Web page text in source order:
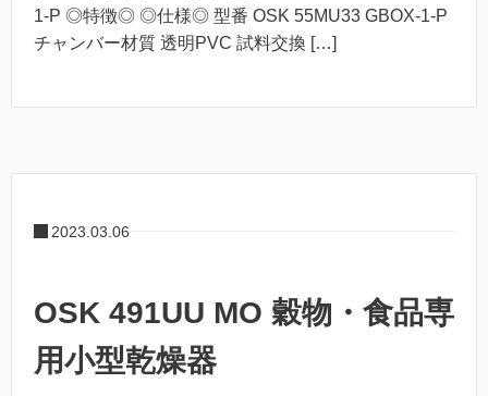
1-P ◎特徴◎ ◎仕様◎ 型番 OSK 55MU33 GBOX-1-P
チャンバー材質 透明PVC 試料交換 […]
2023.03.06
OSK 491UU MO 穀物・食品専
用小型乾燥器